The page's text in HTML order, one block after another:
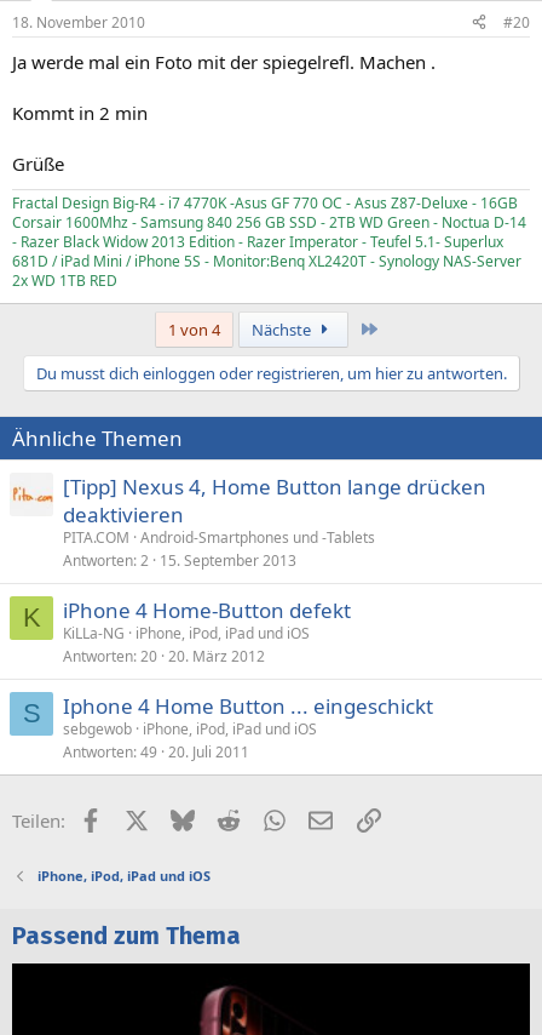
18. November 2010 #20
Ja werde mal ein Foto mit der spiegelrefl. Machen .
Kommt in 2 min
Grüße
Fractal Design Big-R4 - i7 4770K -Asus GF 770 OC - Asus Z87-Deluxe - 16GB
Corsair 1600Mhz - Samsung 840 256 GB SSD - 2TB WD Green - Noctua D-14
- Razer Black Widow 2013 Edition - Razer Imperator - Teufel 5.1- Superlux
681D / iPad Mini / iPhone 5S - Monitor:Benq XL2420T - Synology NAS-Server
2x WD 1TB RED
1 von 4 Nächste
Du musst dich einloggen oder registrieren, um hier zu antworten.
Ähnliche Themen
[Tipp] Nexus 4, Home Button lange drücken
deaktivieren
PITA.COM Android-Smartphones und -Tablets
Antworten 2 15. September 2013
K iPhone 4 Home-Button defekt
KiLLa-NG
iPhone, iPod, iPad und iOS
Antworten 20 20. März 2012
S Iphone 4 Home Button ... eingeschickt
sebgewob iPhone, iPod, iPad und iOS
Antworten 49 20. Juli 2011
Teilen: FacebookX (Twitter)
BlueskyRedditWhatsApp
E-MailLink
iPhone, iPod, iPad und iOS
Passend zum Thema